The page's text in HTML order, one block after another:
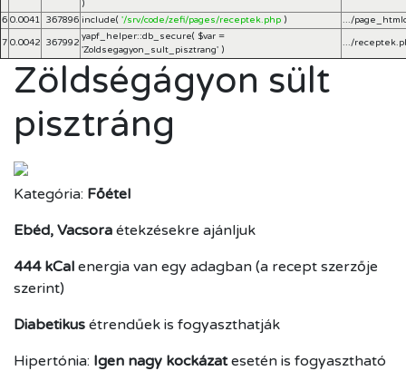
)
6 0.0041 367896 include( '/srv/code/zefi/pages/receptek.php ) .../
7 0.0042 367992
yapf_helper::db_secure( $var =
'Zoldsegagyon_sult_pisztrang' )
.../
Zöldségágyon sült
pisztráng
Kategória: Főétel
Ebéd, Vacsora étekzésekre ajánljuk
444 kCal energia van egy adagban (a recept szerzője
szerint)
Diabetikus étrendűek is fogyaszthatják
Hipertónia: Igen nagy kockázatesetén is fogyasztható